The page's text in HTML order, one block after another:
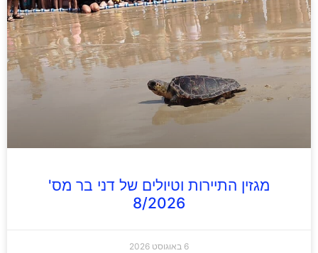
מגזין התיירות וטיולים של דני בר מס'
8/2026
6 באוגוסט 2026